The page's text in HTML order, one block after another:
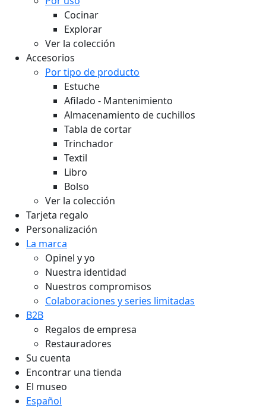
Cocinar
Explorar
Ver la colección
Accesorios
Por tipo de producto
Estuche
Afilado - Mantenimiento
Almacenamiento de cuchillos
Tabla de cortar
Trinchador
Textil
Libro
Bolso
Ver la colección
Tarjeta regalo
Personalización
La marca
Opinel y yo
Nuestra identidad
Nuestros compromisos
Colaboraciones y series limitadas
B2B
Regalos de empresa
Restauradores
Su cuenta
Encontrar una tienda
El museo
Español